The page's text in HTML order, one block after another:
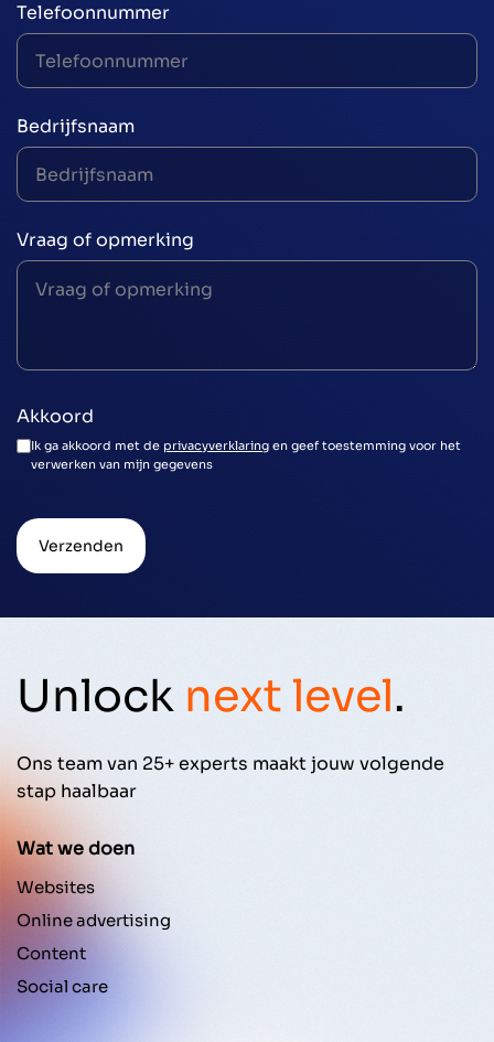
Telefoonnummer
Bedrijfsnaam
Vraag of opmerking
Akkoord
Ik ga akkoord met de privacyverklaring en geef toestemming voor het
verwerken van mijn gegevens
Verzenden
Unlock next level.
Ons team van 25+ experts maakt jouw volgende
stap haalbaar
Wat we doen
Websites
Online advertising
Content
Social care